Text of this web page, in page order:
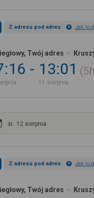
Z adresu pod adres Jak to
Twój adres
13:01
11 sierpnia
5h
śr.. 12 sierpnia
Z adresu pod adres Jak to
Twój adres